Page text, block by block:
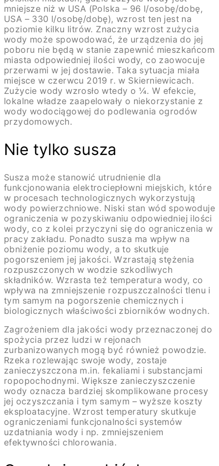
mniejsze niż w USA (Polska – 96 l/osobę/dobę,
USA – 330 l/osobę/dobę), wzrost ten jest na
poziomie kilku litrów. Znaczny wzrost zużycia
wody może spowodować, że urządzenia do jej
poboru nie będą w stanie zapewnić mieszkańcom
miasta odpowiedniej ilości wody, co zaowocuje
przerwami w jej dostawie. Taka sytuacja miała
miejsce w czerwcu 2019 r. w Skierniewicach.
Zużycie wody wzrosło wtedy o ¼. W efekcie,
lokalne władze zaapelowały o niekorzystanie z
wody wodociągowej do podlewania ogrodów
przydomowych.
Nie tylko susza
Susza może stanowić utrudnienie dla
funkcjonowania elektrociepłowni miejskich, które
w procesach technologicznych wykorzystują
wody powierzchniowe. Niski stan wód spowoduje
ograniczenia w pozyskiwaniu odpowiedniej ilości
wody, co z kolei przyczyni się do ograniczenia w
pracy zakładu. Ponadto susza ma wpływ na
obniżenie poziomu wody, a to skutkuje
pogorszeniem jej jakości. Wzrastają stężenia
rozpuszczonych w wodzie szkodliwych
składników. Wzrasta też temperatura wody, co
wpływa na zmniejszenie rozpuszczalności tlenu i
tym samym na pogorszenie chemicznych i
biologicznych właściwości zbiorników wodnych.
Zagrożeniem dla jakości wody przeznaczonej do
spożycia przez ludzi w rejonach
zurbanizowanych mogą być również powodzie.
Rzeka rozlewając swoje wody, zostaje
zanieczyszczona m.in. fekaliami i substancjami
ropopochodnymi. Większe zanieczyszczenie
wody oznacza bardziej skomplikowane procesy
jej oczyszczania i tym samym – wyższe koszty
eksploatacyjne. Wzrost temperatury skutkuje
ograniczeniami funkcjonalności systemów
uzdatniania wody i np. zmniejszeniem
efektywności chlorowania.